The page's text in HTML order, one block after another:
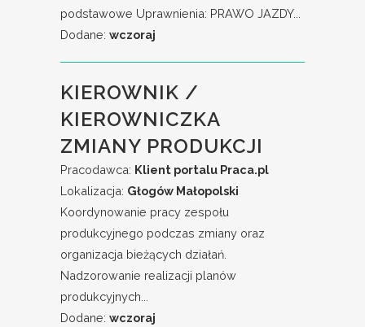
podstawowe Uprawnienia: PRAWO JAZDY...
Dodane: wczoraj
KIEROWNIK /
KIEROWNICZKA
ZMIANY PRODUKCJI
Pracodawca: Klient portalu Praca.pl
Lokalizacja: Głogów Małopolski
Koordynowanie pracy zespołu
produkcyjnego podczas zmiany oraz
organizacja bieżących działań.
Nadzorowanie realizacji planów
produkcyjnych...
Dodane: wczoraj